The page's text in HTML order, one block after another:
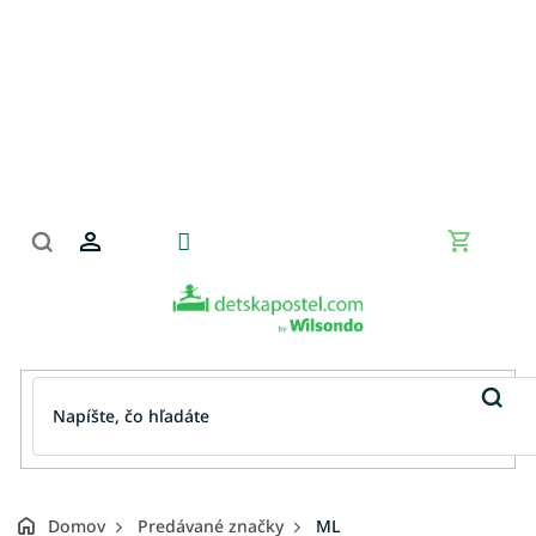
Domov Predávané značky ML